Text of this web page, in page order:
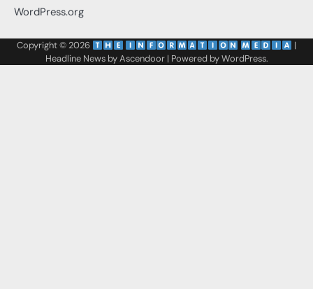
WordPress.org
Copyright © 2026
|
Headline News byAscendoor| Powered byWordPress.